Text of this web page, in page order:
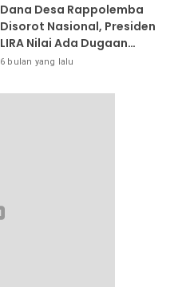
Dana Desa Rappolemba
Disorot Nasional, Presiden
LIRA Nilai Ada Dugaan
Abuse of Power
6 bulan yang lalu